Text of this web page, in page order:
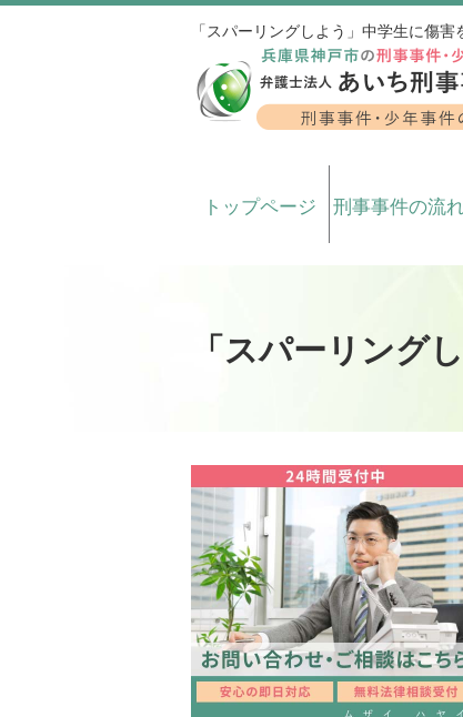
「スパーリングしよう」中学生に傷
トップページ 刑事事件の流
「スパーリング